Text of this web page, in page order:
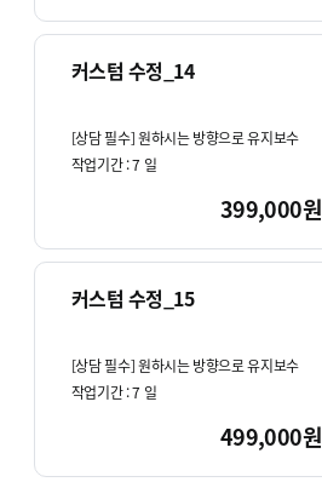
커스텀 수정_14
[상담 필수] 원하시는 방향으로 유지보수
작업기간 :7 일
399,000원
커스텀 수정_15
[상담 필수] 원하시는 방향으로 유지보수
작업기간 :7 일
499,000원